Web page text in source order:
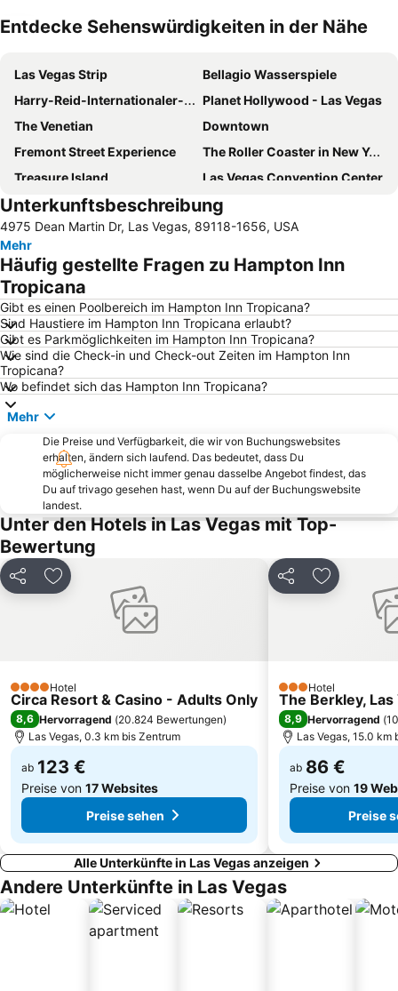
Entdecke Sehenswürdigkeiten in der Nähe
Las Vegas Strip
Bellagio Wasserspiele
Harry-Reid-Internationaler-Flughafen
Planet Hollywood - Las Vegas
The Venetian
Downtown
Fremont Street Experience
The Roller Coaster in New York-New York Hotel & Casino
Treasure Island
Las Vegas Convention Center
Eiffel Tower Experience im Paris Las Vegas
Luxor Theater
Rio Las Vegas
Hard Rock Café Las Vegas Strip
Lake Las Vegas
Mandalay Bay Theater
The Colosseum at Caesars Palace
Sahara Paradise Plaza
Wynn Esplanade shops
Stratosphere Tower Las Vegas
South Point Showroom
Summerlin
Eiffel Tower
Via Bellagio
AEE - ADULT ENTERTAINMENT EXPO
West Wind Las Vegas 5 Drive-In
Buca di Beppo - Excalibur
Flamingo Showroom
Las Vegas South Premium Outlets
Gondelfahrt im Venetian
Green Valley
Paradise
T-Mobile Arena
INTERNATIONAL CES
Henderson Executive Airport
M&M's World Las Vegas
SHOT SHOW
Harrah's Showroom
Atomic Testing
Stratosphere Theater
Coca-Cola Store
Bellagio Conservatory and Botanical Garden
Unterkunftsbeschreibung
4975 Dean Martin Dr, Las Vegas, 89118-1656, USA
Mehr
Häufig gestellte Fragen zu Hampton Inn
Tropicana
Gibt es einen Poolbereich im Hampton Inn Tropicana?
Sind Haustiere im Hampton Inn Tropicana erlaubt?
Gibt es Parkmöglichkeiten im Hampton Inn Tropicana?
Wie sind die Check-in und Check-out Zeiten im Hampton Inn
Tropicana?
Wo befindet sich das Hampton Inn Tropicana?
Mehr
Die Preise und Verfügbarkeit, die wir von Buchungswebsites
erhalten, ändern sich laufend. Das bedeutet, dass Du
möglicherweise nicht immer genau dasselbe Angebot findest, das
Du auf trivago gesehen hast, wenn Du auf der Buchungswebsite
landest.
Unter den Hotels in Las Vegas mit Top-
Bewertung
Teilen Zu Favoriten hinzufügen
4 SterneHotel
Circa Resort & Casino - Adults Only
8,6 Hervorragend (20.824 Bewertungen)
Las Vegas, 0.3 km bis Zentrum
ab 123 €
Preise von 17 Websites
Preise sehen
Teilen Zu
3 Sterne
Hotel
The Berkley, Las
8,9 Hervorragend (
Las Vegas, 15.0 km
ab 86 €
Preise von 19
Preise
Alle Unterkünfte in Las Vegas anzeigen
Andere Unterkünfte in Las Vegas